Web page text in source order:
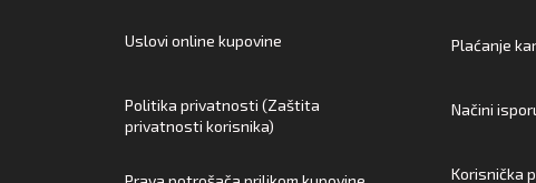
Uslovi online kupovine
Politika privatnosti (Zaštita
privatnosti korisnika)
Plaćanje
Načini
Korisnička